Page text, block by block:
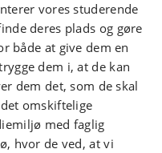
vores studerende
deres plads og gøre
både at give dem en
dem i, at de kan
dem det, som de skal
omskiftelige
med faglig
hvor de ved, at vi